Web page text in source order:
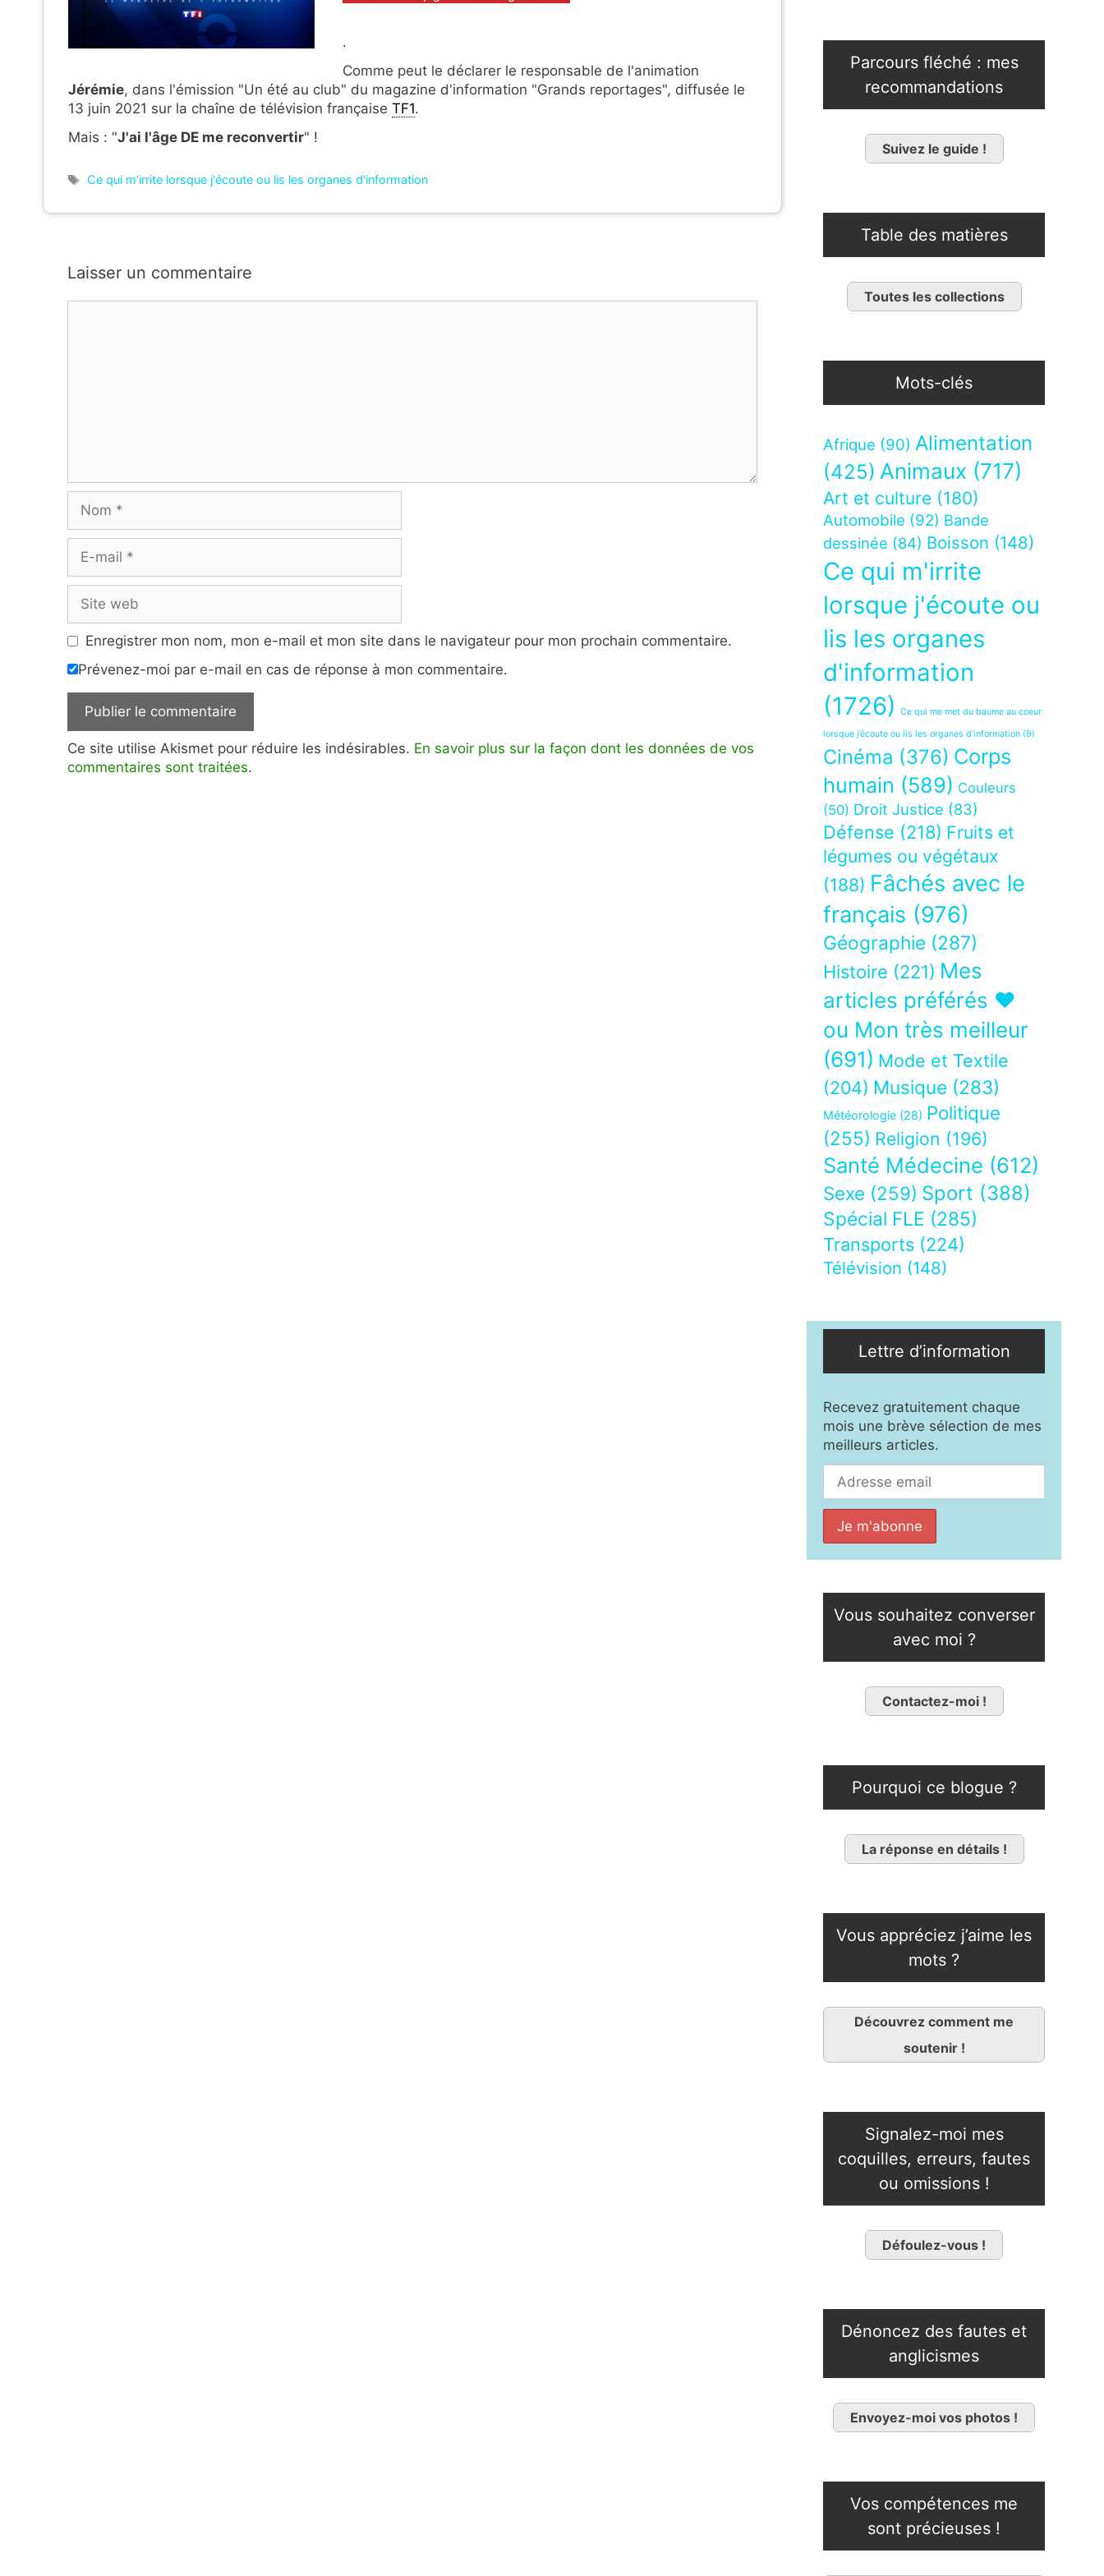
.
Comme peut le déclarer le responsable de l'animation
Jérémie, dans l'émission "Un été au club" du magazine d'information "Grands reportages", diffusée le
13 juin 2021 sur la chaîne de télévision française TF1.
Mais : "J'ai l'âge DE me reconvertir" !
Étiquettes
Ce qui m'irrite lorsque j'écoute ou lis les organes d'information
Laisser un commentaire
mail
web
Enregistrer mon nom, mon e-mail et mon site dans le navigateur pour mon prochain commentaire.
Prévenez-moi par e-mail en cas de réponse à mon commentaire.
Ce site utilise Akismet pour réduire les indésirables. En savoir plus sur la façon dont les données de vos
commentaires sont traitées.
Parcours fléché : mes
recommandations
Suivez le guide !
Table des matières
Toutes les collections
Mots-clés
Afrique (90) Alimentation
(425) Animaux (717)
Art et culture (180)
Automobile (92) Bande
dessinée (84) Boisson (148)
Ce qui m'irrite
lorsque j'écoute ou
lis les organes
d'information
(1726)
Ce qui me met du baume au coeur
lorsque j’écoute ou lis les organes d’information (9)
Cinéma (376) Corps
humain (589) Couleurs
(50) Droit Justice (83)
Défense (218) Fruits et
légumes ou végétaux
(188) Fâchés avec le
français (976)
Géographie (287)
Histoire (221) Mes
articles préférés ❤
ou Mon très meilleur
(691) Mode et Textile
(204) Musique (283)
Météorologie (28) Politique
(255) Religion (196)
Santé Médecine (612)
Sexe (259) Sport (388)
Spécial FLE (285)
Transports (224)
Télévision (148)
Lettre d’information
Recevez gratuitement chaque
mois une brève sélection de mes
meilleurs articles.
Vous souhaitez converser
avec moi ?
Contactez-moi !
Pourquoi ce blogue ?
La réponse en détails !
Vous appréciez j’aime les
mots ?
Découvrez comment me
soutenir !
Signalez-moi mes
coquilles, erreurs, fautes
ou omissions !
Défoulez-vous !
Dénoncez des fautes et
anglicismes
Envoyez-moi vos photos !
Vos compétences me
sont précieuses !